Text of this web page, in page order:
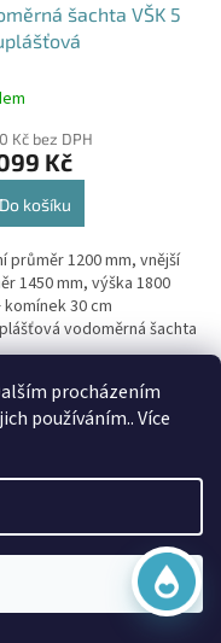
procházením
používáním.. Více
šachta VŠK 5
Kč bez DPH
Kč
Do košíku
průměr 1200 mm, vnější
1450 mm, výška 1800
komínek 30 cm
vodoměrná šachta
se spodní